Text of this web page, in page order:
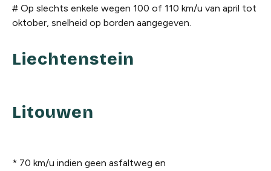
# Op slechts enkele wegen 100 of 110 km/u van april tot
oktober, snelheid op borden aangegeven.
Liechtenstein
Litouwen
* 70 km/u indien geen asfaltweg en